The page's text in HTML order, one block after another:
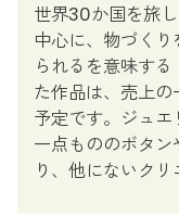
世界30か国を旅
中心に、物づく
られるを意味す
た作品は、売上
予定です。ジュ
一点もののボタ
り、他にないク